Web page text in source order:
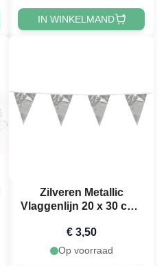
IN WINKELMAND
Zilveren Metallic
Vlaggenlijn 20 x 30 cm -
€ 3,50
Op voorraad